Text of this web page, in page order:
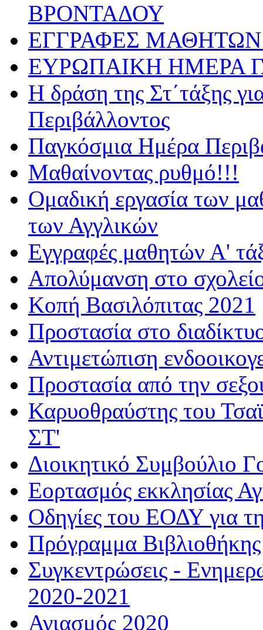
ΒΡΟΝΤΑΔΟΥ
ΕΓΓΡΑΦΕΣ ΜΑΘΗΤΩΝ
ΕΥΡΩΠΑΙΚΗ ΗΜΕΡΑ
Η δράση της Στ΄τάξης
Περιβάλλοντος
Παγκόσμια Ημέρα
Μαθαίνοντας ρυθμό!!!
Ομαδική εργασία των
των Αγγλικών
Εγγραφές μαθητών Α'
Απολύμανση στο
Κοπή Βασιλόπιτας 2021
Προστασία στο
Αντιμετώπιση
Προστασία από την
Καρυοθραύστης του
ΣΤ'
Διοικητικό Συμβούλιο
Εορτασμός εκκλησίας
Οδηγίες του ΕΟΔΥ για
Πρόγραμμα
Συγκεντρώσεις -
2020-2021
Αγιασμός 2020